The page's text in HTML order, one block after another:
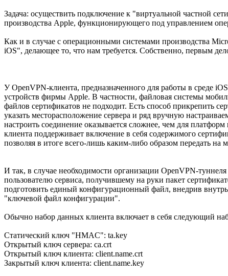
Задача: осуществить подключение к "виртуальной частной
производства Apple, функционирующего под управлением
Как и в случае с операционными системами производства
iOS", делающее то, что нам требуется. Собственно, первым
У OpenVPN-клиента, предназначенного для работы в среде
устройств фирмы Apple. В частности, файловая системы
файлов сертификатов не подходит. Есть способ прикрепить
указать месторасположение сервера и ряд вручную
настроить соединение оказывается сложнее, чем для
клиента поддерживает включение в себя содержимого
позволяя в итоге всего-лишь каким-либо образом передать
И так, в случае необходимости организации OpenVPN-
пользователю сервиса, получившему на руки пакет
подготовить единый конфигурационный файл, внедрив
"ключевой файл конфигурации".
Обычно набор данных клиента включает в себя следующий
Статический ключ "HMAC": ta.key
Открытый ключ сервера: ca.crt
Открытый ключ клиента: client.name.crt
Закрытый ключ клиента: client.name.key